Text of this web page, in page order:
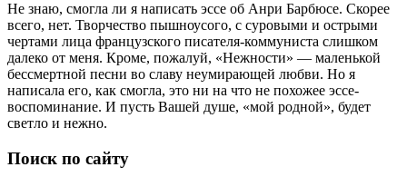
Не знаю, смогла ли я написать эссе об Анри Барбюсе. Скорее
всего, нет. Творчество пышноусого, с суровыми и острыми
чертами лица французского писателя-коммуниста слишком
далеко от меня. Кроме, пожалуй, «Нежности» — маленькой
бессмертной песни во славу неумирающей любви. Но я
написала его, как смогла, это ни на что не похожее эссе-
воспоминание. И пусть Вашей душе, «мой родной», будет
светло и нежно.
Поиск по сайту